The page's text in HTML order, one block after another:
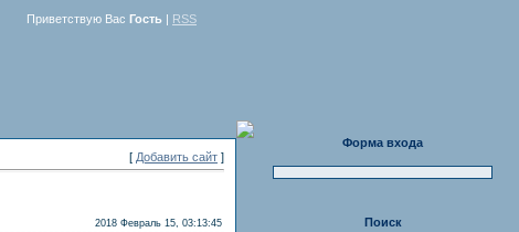
Приветствую Вас Гость | RSS
[ Добавить сайт ]
2018 Февраль 15, 03:13:45
Форма входа
Поиск